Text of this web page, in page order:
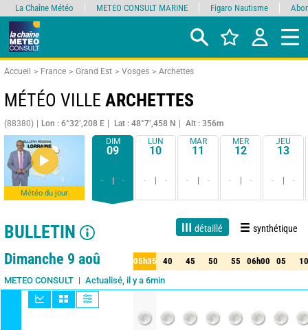
Accueil France Grand Est Vosges Archettes
MÉTÉO VILLE ARCHETTES
(88380) Lon : 6°32’,208 E Lat : 48°7’,458 N Alt : 356m
Météo du jour
DIM
09
- -
LUN
10
- -
MAR
11
- -
MER
12
- -
JEU
13
- -
BULLETIN détaillé synthétique
Live 1 jour 3 jours 15 jours Fiabilité 80%
Dimanche 9 aoû
METEO CONSULT Actualisé, il y a 6min
05h35 40 45 50 55 06h00 05 10
35 40 45 50 55 06h00 05 10
La Chaîne Météo METEO CONSULT MARINE Figaro Nautisme